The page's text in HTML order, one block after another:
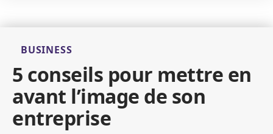
BUSINESS
5 conseils pour mettre en
avant l’image de son
entreprise